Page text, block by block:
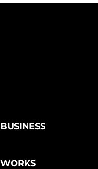
BUSINESS
WORKS